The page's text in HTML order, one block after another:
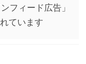
フィード広告」
ています